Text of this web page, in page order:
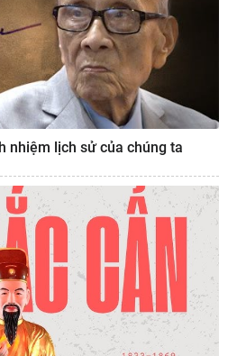
nhiệm lịch sử của chúng ta